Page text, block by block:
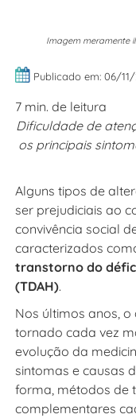
Imagem meramente
Publicado em: 06/
7 min. de leitura
Dificuldade de
os principais
Alguns tipos de
ser prejudiciais ao
convivência social
caracterizados
transtorno do
(TDAH).
Nos últimos anos,
tornado cada vez
evolução da
sintomas e causas
forma, métodos de
complementares